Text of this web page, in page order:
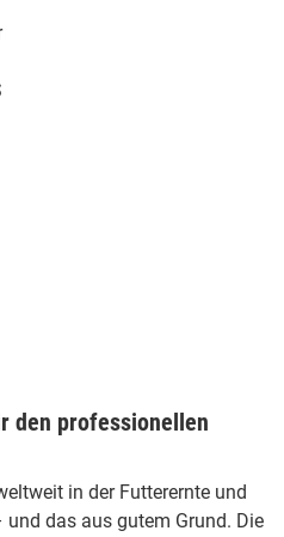
den professionellen
in der Futterernte und
das aus gutem Grund. Die